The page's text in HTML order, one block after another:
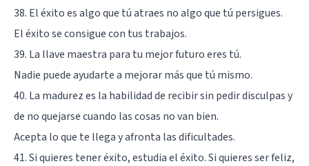
38. El éxito es algo que tú atraes no algo que tú persigues.
El éxito se consigue con tus trabajos.
39. La llave maestra para tu mejor futuro eres tú.
Nadie puede ayudarte a mejorar más que tú mismo.
40. La madurez es la habilidad de recibir sin pedir disculpas y
de no quejarse cuando las cosas no van bien.
Acepta lo que te llega y afronta las dificultades.
41. Si quieres tener éxito, estudia el éxito. Si quieres ser feliz,